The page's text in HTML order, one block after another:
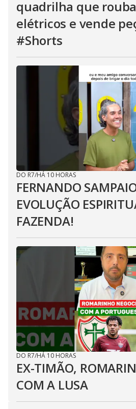
quadrilha que
elétricos e vende
#Shorts
DO R7/HÁ 10 HORAS
FERNANDO
EVOLUÇÃO
FAZENDA!
DO R7/HÁ 10 HORAS
EX-TIMÃO,
COM A LUSA